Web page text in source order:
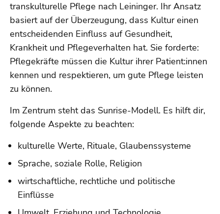
transkulturelle Pflege nach Leininger. Ihr Ansatz
basiert auf der Überzeugung, dass Kultur einen
entscheidenden Einfluss auf Gesundheit,
Krankheit und Pflegeverhalten hat. Sie forderte:
Pflegekräfte müssen die Kultur ihrer Patient:innen
kennen und respektieren, um gute Pflege leisten
zu können.
Im Zentrum steht das Sunrise-Modell. Es hilft dir,
folgende Aspekte zu beachten:
kulturelle Werte, Rituale, Glaubenssysteme
Sprache, soziale Rolle, Religion
wirtschaftliche, rechtliche und politische
Einflüsse